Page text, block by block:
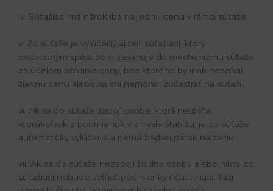
iv. Súťažiaci má nárok iba na jednu cenu v rámci súťaže.
v. Zo súťaže je vylúčený aj ten súťažiaci, ktorý
podvodným spôsobom zasahuje do mechanizmu súťaže
za účelom získania ceny, bez ktorého by inak nezískal
žiadnu cenu alebo sa ani nemohol zúčastniť na súťaži.
vi. Ak sa do súťaže zapojí osoba, ktorá nespĺňa
ktorúkoľvek z podmienok v zmysle štatútu, je zo súťaže
automaticky vylúčená a nemá žiaden nárok na cenu.
vii. Ak sa do súťaže nezapojí žiadna osoba alebo nikto zo
súťažiaci nebude spĺňať podmienky účasti na súťaži